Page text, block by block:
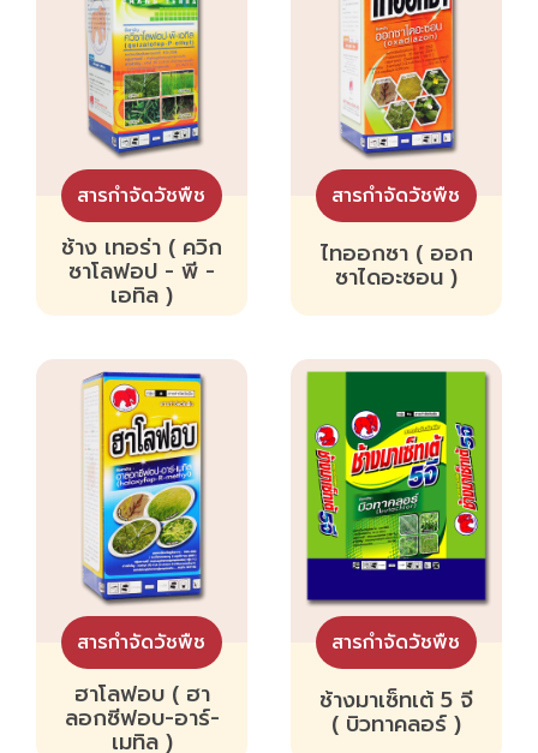
สารกำจัดวัชพืช
ช้าง เทอร่า ( ควิก
ซาโลฟอป - พี -
เอทิล )
สารกำจัดวัชพืช
ไทออกซา ( ออก
ซาไดอะซอน )
สารกำจัดวัชพืช
ฮาโลฟอบ ( ฮา
ลอกซีฟอบ-อาร์-
เมทิล )
สารกำจัดวัชพืช
ช้างมาเซ็ทเต้ 5 จี
( บิวทาคลอร์ )